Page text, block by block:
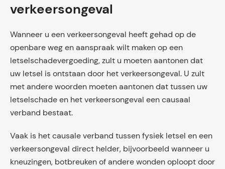
verkeersongeval
Wanneer u een verkeersongeval heeft gehad op de
openbare weg en aanspraak wilt maken op een
letselschadevergoeding, zult u moeten aantonen dat
uw letsel is ontstaan door het verkeersongeval. U zult
met andere woorden moeten aantonen dat tussen uw
letselschade en het verkeersongeval een causaal
verband bestaat.
Vaak is het causale verband tussen fysiek letsel en een
verkeersongeval direct helder, bijvoorbeeld wanneer u
kneuzingen, botbreuken of andere wonden oploopt door